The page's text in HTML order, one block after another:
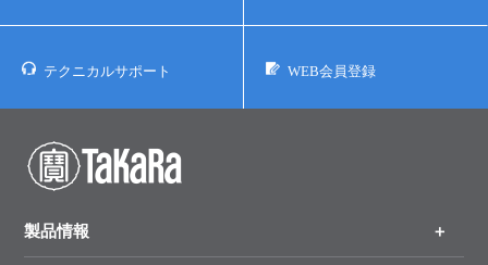
テクニカルサポート WEB会員登録
製品情報